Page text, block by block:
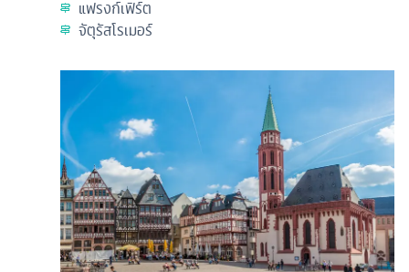
แฟรงก์เฟิร์ต
จัตุรัสโรเมอร์